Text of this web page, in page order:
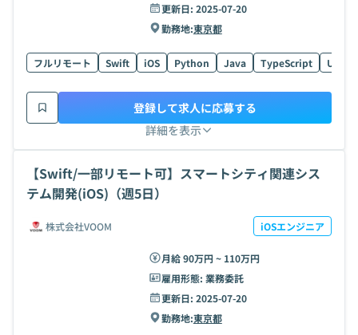
更新日: 2025-07-20
勤務地:東京都
フルリモート Swift iOS Python Java TypeScript UI
詳細を表示
登録して求人に応募する
【Swift/一部リモート可】スマートシティ関連シス
テム開発(iOS)（週5日）
株式会社VOOM iOSエンジニア
月給 90万円 ~ 110万円
雇用形態: 業務委託
更新日: 2025-07-20
勤務地:東京都